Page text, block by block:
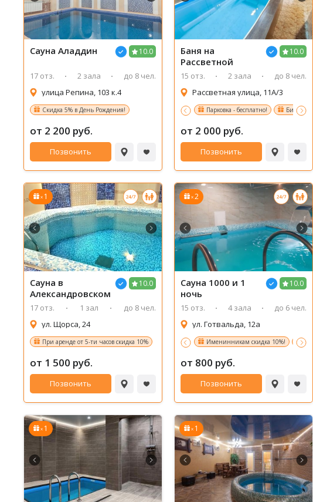
10.0
Сауна Аладдин
17 отз. 2 зала
до 8 чел.
улица Репина, 103 к.4
Скидка 5% в День Рождения!
от 2 200 руб.
Позвонить
10.0
Баня на
Рассветной
15 отз. 2 зала
до 8 чел.
Рассветная улица, 11А/3
Парковка - бесплатно! Бильярд
от 2 000 руб.
Позвонить
x 1
10.0
Сауна в
Александровском
17 отз. 1 зал
до 8 чел.
ул. Щорса, 24
При аренде от 5-ти часов скидка 10%
от 1 500 руб.
Позвонить
x 2
10.0
Сауна 1000 и 1
ночь
15 отз. 4 зала
до 6 чел.
ул. Готвальда, 12а
Именинникам скидка 10%!
от 800 руб.
Позвонить
x 1 x 1